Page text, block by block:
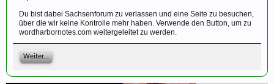
Du bist dabei Sachsenforum zu verlassen und eine Seite zu besuchen,
über die wir keine Kontrolle mehr haben. Verwende den Button, um zu
wordharbornotes.com weitergeleitet zu werden.
Weiter...